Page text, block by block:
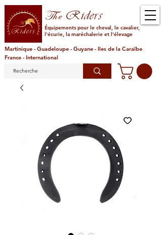
TheRiders
Équipements pour le cheval, le cavalier,
l'écurie, la maréchalerie et l'élevage
Martinique - Guadeloupe - Guyane - Iles de la Caraïbe
France - International